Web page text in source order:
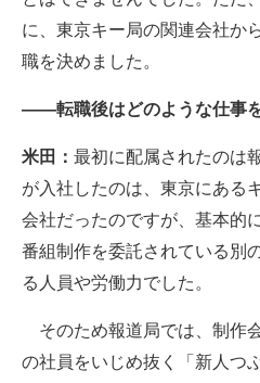
に、東京キー局の関連会社か
職を決めました。
――転職後はどのような仕事を
米田： 最初に配属されたのは
が入社したのは、東京にある
会社だったのですが、基本的
番組制作を委託されている別
る人員や労働力でした。
そのため報道局では、制作
の社員をいじめ抜く「新人つ